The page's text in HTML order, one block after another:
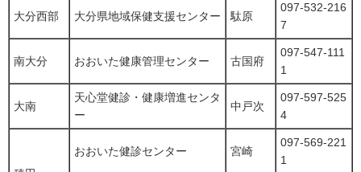
大分西部 大分県地域保健支援センター 駄原
097-532-216
7
南大分 おおいた健康管理センター 古国府
097-547-111
1
大南
天心堂健診・健康増進センタ
ー
中戸次
097-597-525
4
おおいた健診センター 宮崎
097-569-221
1